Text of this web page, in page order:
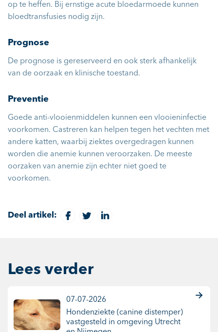
op te heffen. Bij ernstige acute bloedarmoede kunnen
bloedtransfusies nodig zijn.
Prognose
De prognose is gereserveerd en ook sterk afhankelijk
van de oorzaak en klinische toestand.
Preventie
Goede anti-vlooienmiddelen kunnen een vlooieninfectie
voorkomen. Castreren kan helpen tegen het vechten met
andere katten, waarbij ziektes overgedragen kunnen
worden die anemie kunnen veroorzaken. De meeste
oorzaken van anemie zijn echter niet goed te
voorkomen.
Deel artikel:
Lees verder
07-07-2026
Hondenziekte (canine distemper)
vastgesteld in omgeving Utrecht